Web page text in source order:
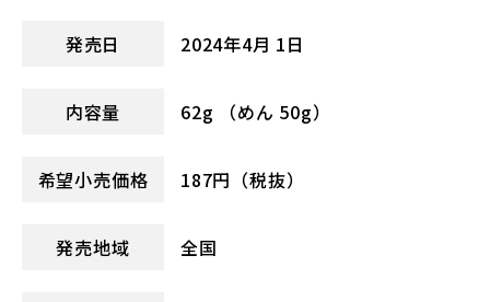
発売日 2024年4月 1日
内容量 62g （めん 50g）
希望小売価格 187円（税抜）
発売地域 全国